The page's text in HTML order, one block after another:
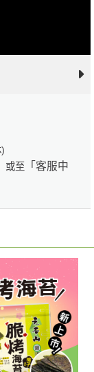
或至「客服中